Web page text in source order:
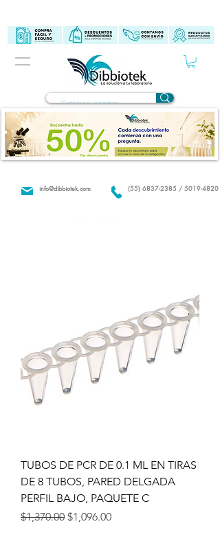
(55) 6837-2385 / 5019-4820
info@dibbiotek.com
TUBOS DE PCR DE 0.1 ML EN TIRAS
DE 8 TUBOS, PARED DELGADA
PERFIL BAJO, PAQUETE C
Precio
$1,370.00 Precio de oferta
$1,096.00